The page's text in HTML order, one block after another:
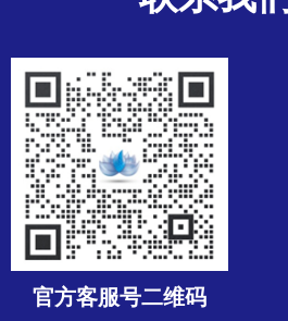
官方客服号二维码